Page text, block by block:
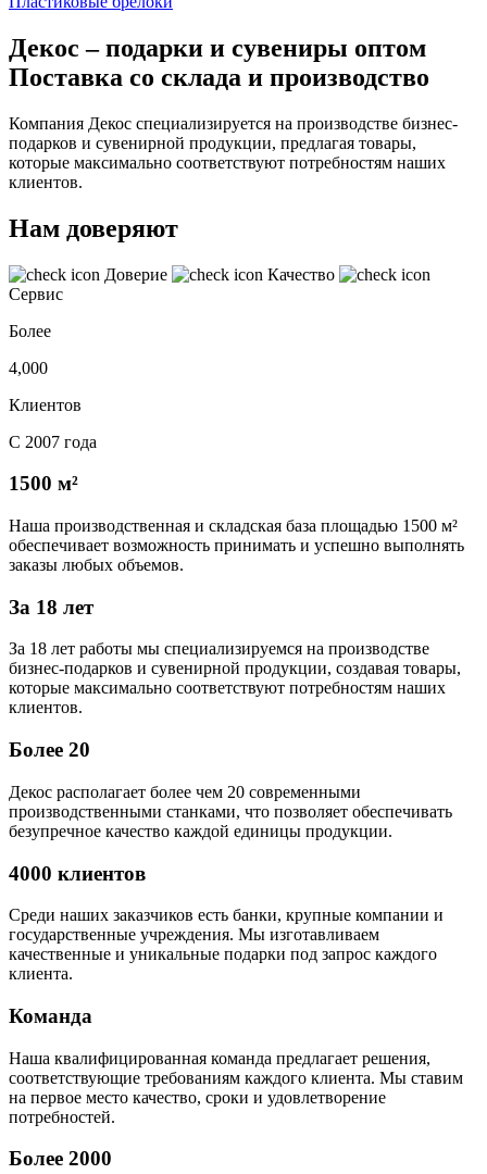
Декос – подарки и сувениры оптом
Поставка со склада и производство
Компания Декос специализируется на производстве бизнес-
подарков и сувенирной продукции, предлагая товары,
которые максимально соответствуют потребностям наших
клиентов.
Нам доверяют
Доверие
Качество
Сервис
Более
4,000
Клиентов
С 2007 года
1500 м²
Наша производственная и складская база площадью 1500 м²
обеспечивает возможность принимать и успешно выполнять
заказы любых объемов.
За 18 лет
За 18 лет работы мы специализируемся на производстве
бизнес-подарков и сувенирной продукции, создавая товары,
которые максимально соответствуют потребностям наших
клиентов.
Более 20
Декос располагает более чем 20 современными
производственными станками, что позволяет обеспечивать
безупречное качество каждой единицы продукции.
4000 клиентов
Среди наших заказчиков есть банки, крупные компании и
государственные учреждения. Мы изготавливаем
качественные и уникальные подарки под запрос каждого
клиента.
Команда
Наша квалифицированная команда предлагает решения,
соответствующие требованиям каждого клиента. Мы ставим
на первое место качество, сроки и удовлетворение
потребностей.
Более 2000